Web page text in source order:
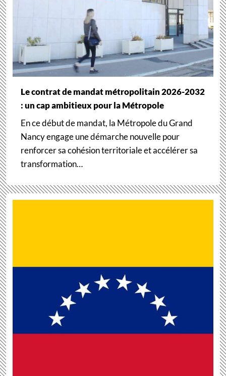
Le contrat de mandat métropolitain 2026-2032
: un cap ambitieux pour la Métropole
En ce début de mandat, la Métropole du Grand
Nancy engage une démarche nouvelle pour
renforcer sa cohésion territoriale et accélérer sa
transformation…